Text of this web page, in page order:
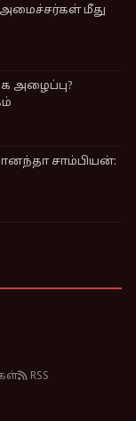
அமைச்சர்கள் மீது
அழைப்பு?
சாம்பியன்:
RSS